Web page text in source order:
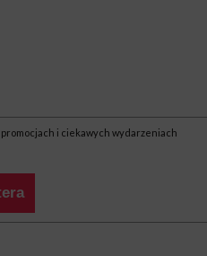
i ciekawych wydarzeniach